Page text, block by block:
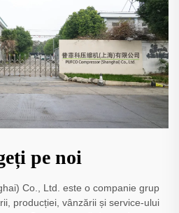
pe noi
Co., Ltd. este o companie grup
producției, vânzării și service-ului